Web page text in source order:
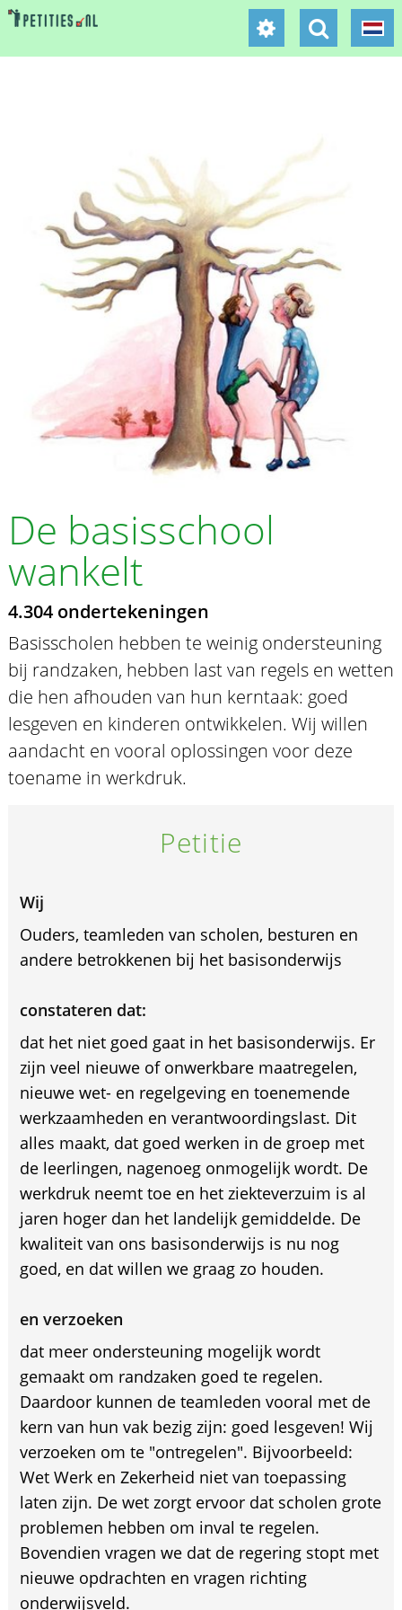
De basisschool
wankelt
4.304 ondertekeningen
Basisscholen hebben te weinig ondersteuning
bij randzaken, hebben last van regels en wetten
die hen afhouden van hun kerntaak: goed
lesgeven en kinderen ontwikkelen. Wij willen
aandacht en vooral oplossingen voor deze
toename in werkdruk.
Petitie
Wij
Ouders, teamleden van scholen, besturen en
andere betrokkenen bij het basisonderwijs
constateren dat:
dat het niet goed gaat in het basisonderwijs. Er
zijn veel nieuwe of onwerkbare maatregelen,
nieuwe wet- en regelgeving en toenemende
werkzaamheden en verantwoordingslast. Dit
alles maakt, dat goed werken in de groep met
de leerlingen, nagenoeg onmogelijk wordt. De
werkdruk neemt toe en het ziekteverzuim is al
jaren hoger dan het landelijk gemiddelde. De
kwaliteit van ons basisonderwijs is nu nog
goed, en dat willen we graag zo houden.
en verzoeken
dat meer ondersteuning mogelijk wordt
gemaakt om randzaken goed te regelen.
Daardoor kunnen de teamleden vooral met de
kern van hun vak bezig zijn: goed lesgeven! Wij
verzoeken om te "ontregelen". Bijvoorbeeld:
Wet Werk en Zekerheid niet van toepassing
laten zijn. De wet zorgt ervoor dat scholen grote
problemen hebben om inval te regelen.
Bovendien vragen we dat de regering stopt met
nieuwe opdrachten en vragen richting
onderwijsveld.